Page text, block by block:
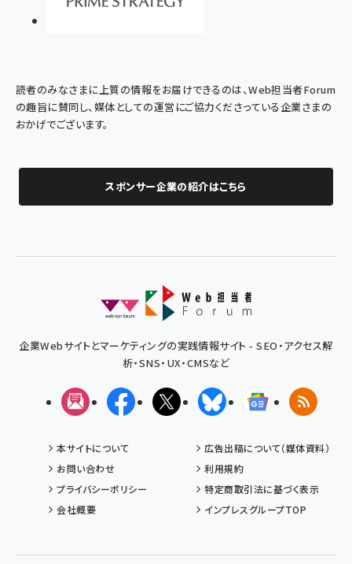
読者のみなさまに上質の情報をお届けできるのは、Web担当者Forum
の趣旨に賛同し、媒体としての運営にご協力くださっている企業さまの
おかげでございます。
スポンサー企業の紹介はこちら
企業Webサイトとマーケティングの実践情報サイト - SEO・アクセス解
析・SNS・UX・CMSなど
メルマガFacebookX(エックス)BlueskyGoogleニュ
RSS
本サイトについて
広告出稿について（媒体資料）
お問い合わせ
利用規約
プライバシーポリシー
特定商取引法に基づく表示
会社概要
インプレスグループTOP